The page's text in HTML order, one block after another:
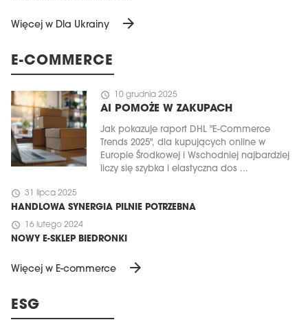
Więcej w Dla Ukrainy arrow_forward
E-COMMERCE
schedule 10 grudnia 2025
AI POMOŻE W ZAKUPACH
Jak pokazuje raport DHL "E-Commerce
Trends 2025", dla kupujących online w
Europie Środkowej i Wschodniej najbardziej
liczy się szybka i elastyczna dos ...
schedule 31 lipca 2025
HANDLOWA SYNERGIA PILNIE POTRZEBNA
schedule 16 lutego 2024
NOWY E-SKLEP BIEDRONKI
Więcej w E-commerce arrow_forward
ESG